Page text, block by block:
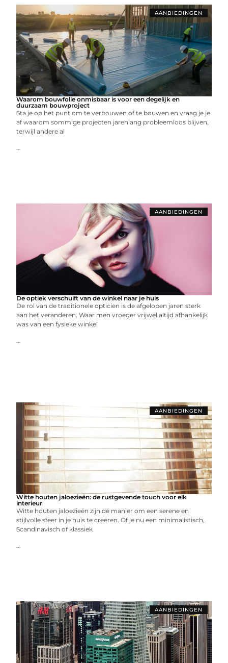
AANBIEDINGEN
Waarom bouwfolie onmisbaar is voor een degelijk en
duurzaam bouwproject
Sta je op het punt om te verbouwen of te bouwen en vraag je je
af waarom sommige projecten jarenlang probleemloos blijven,
terwijl andere al
...
AANBIEDINGEN
De optiek verschuift van de winkel naar je huis
De rol van de traditionele opticien is de afgelopen jaren sterk
aan het veranderen. Waar men vroeger vrijwel altijd afhankelijk
was van een fysieke winkel
...
AANBIEDINGEN
Witte houten jaloezieën: de rustgevende touch voor elk
interieur
Witte houten jaloezieën zijn dé manier om een serene en
stijlvolle sfeer in je huis te creëren. Of je nu een minimalistisch,
Scandinavisch of klassiek
...
AANBIEDINGEN